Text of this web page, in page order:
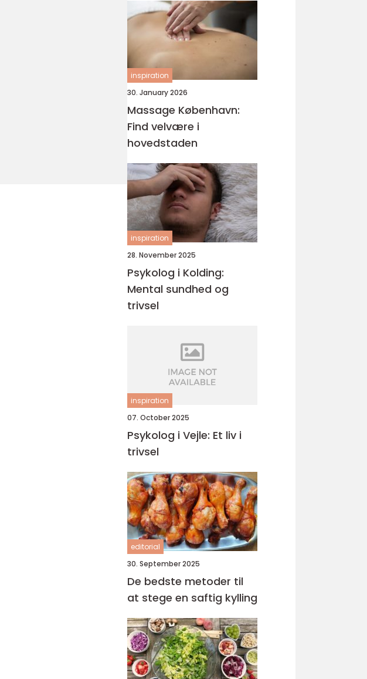
inspiration
30. January 2026
Massage København:
Find velvære i
hovedstaden
inspiration
28. November 2025
Psykolog i Kolding:
Mental sundhed og
trivsel
inspiration
07. October 2025
Psykolog i Vejle: Et liv i
trivsel
editorial
30. September 2025
De bedste metoder til
at stege en saftig kylling